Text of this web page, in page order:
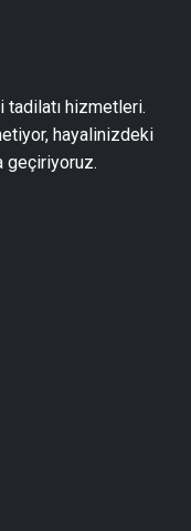
Ustası
İnşaat
Kaplama
tadilatı hizmetleri.
hayalinizdeki
geçiriyoruz.